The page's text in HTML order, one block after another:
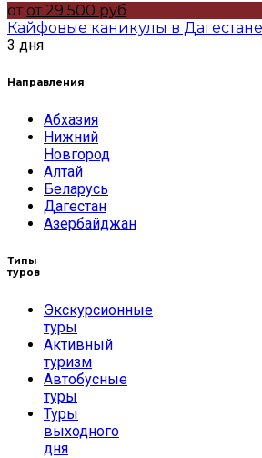
от от 29 500 руб
Кайфовые каникулы в Дагестане
3 дня
Направления
Абхазия
Нижний
Новгород
Алтай
Беларусь
Дагестан
Азербайджан
Типы
туров
Экскурсионные
туры
Активный
туризм
Автобусные
туры
Туры
выходного
дня